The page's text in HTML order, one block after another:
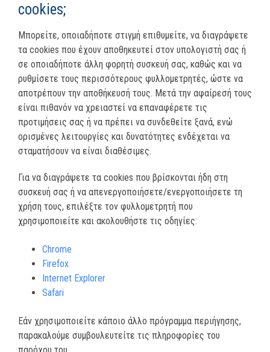
cookies;
Μπορείτε, οποιαδήποτε στιγμή επιθυμείτε, να διαγράψετε
τα cookies που έχουν αποθηκευτεί στον υπολογιστή σας ή
σε οποιαδήποτε άλλη φορητή συσκευή σας, καθώς και να
ρυθμίσετε τους περισσότερους φυλλομετρητές, ώστε να
αποτρέπουν την αποθήκευσή τους. Μετά την αφαίρεσή τους
είναι πιθανόν να χρειαστεί να επαναφέρετε τις
προτιμήσεις σας ή να πρέπει να συνδεθείτε ξανά, ενώ
ορισμένες λειτουργίες και δυνατότητες ενδέχεται να
σταματήσουν να είναι διαθέσιμες.
Για να διαγράψετε τα cookies που βρίσκονται ήδη στη
συσκευή σας ή να απενεργοποιήσετε/ενεργοποιήσετε τη
χρήση τους, επιλέξτε τον φυλλομετρητή που
χρησιμοποιείτε και ακολουθήστε τις οδηγίες:
Chrome
Firefox
Internet Explorer
Safari
Εάν χρησιμοποιείτε κάποιο άλλο πρόγραμμα περιήγησης,
παρακαλούμε συμβουλευτείτε τις πληροφορίες του